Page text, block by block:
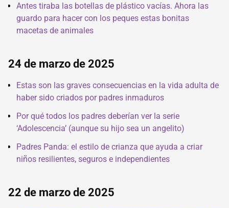
Antes tiraba las botellas de plástico vacías. Ahora las
guardo para hacer con los peques estas bonitas
macetas de animales
24 de marzo de 2025
Estas son las graves consecuencias en la vida adulta de
haber sido criados por padres inmaduros
Por qué todos los padres deberían ver la serie
‘Adolescencia’ (aunque su hijo sea un angelito)
Padres Panda: el estilo de crianza que ayuda a criar
niños resilientes, seguros e independientes
22 de marzo de 2025